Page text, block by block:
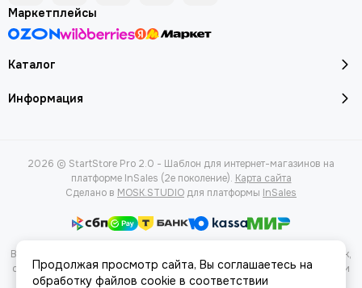
Каталог
Информация
Маркетплейсы
2026 © StartStore Pro 2.0 - Шаблон для интернет-магазинов на
платформе InSales (2е поколение). Карта сайта
Сделано в MOSK.STUDIO для платформы InSales
Вся представленная на сайте информация, касающаяся характеристик,
стоимости товаров и услуг, носит информационный характер и ни при
каких условиях не является публичной офертой, определяемой
Продолжая просмотр сайта, Вы соглашаетесь на
обработку файлов cookie в соответствии